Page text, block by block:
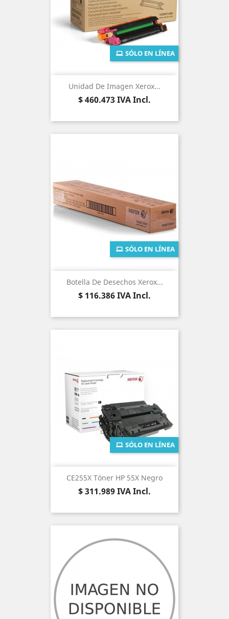
Unidad De Imagen Xerox...
Precio
$ 460.473IVA Incl.
SÓLO EN LÍNEA
Botella De Desechos Xerox...
Precio
$ 116.386IVA Incl.
SÓLO EN LÍNEA
CE255X Tóner HP 55X Negro
Precio
$ 311.989IVA Incl.
SÓLO EN LÍNEA